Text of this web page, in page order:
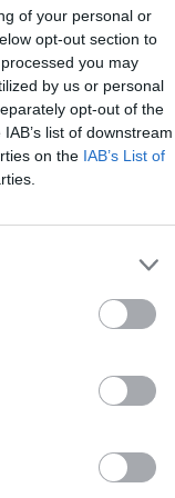
of your personal or
opt-out section to
you may
by us or personal
opt-out of the
list of downstream
on the IAB’s List of